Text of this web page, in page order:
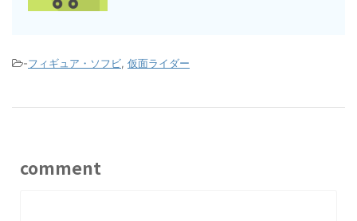
-フィギュア・ソフビ, 仮面ライダー
comment